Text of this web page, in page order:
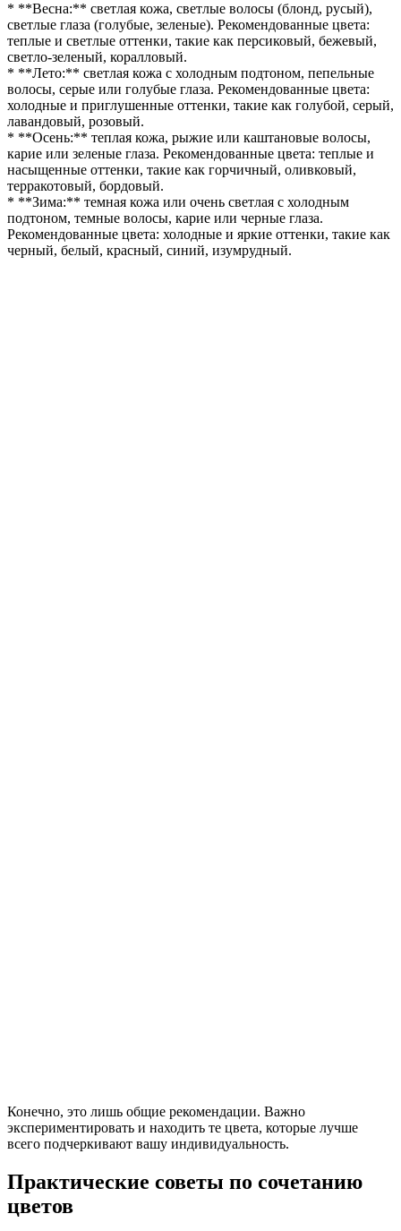
* **Весна:** светлая кожа, светлые волосы (блонд, русый),
светлые глаза (голубые, зеленые). Рекомендованные цвета:
теплые и светлые оттенки, такие как персиковый, бежевый,
светло-зеленый, коралловый.
* **Лето:** светлая кожа с холодным подтоном, пепельные
волосы, серые или голубые глаза. Рекомендованные цвета:
холодные и приглушенные оттенки, такие как голубой, серый,
лавандовый, розовый.
* **Осень:** теплая кожа, рыжие или каштановые волосы,
карие или зеленые глаза. Рекомендованные цвета: теплые и
насыщенные оттенки, такие как горчичный, оливковый,
терракотовый, бордовый.
* **Зима:** темная кожа или очень светлая с холодным
подтоном, темные волосы, карие или черные глаза.
Рекомендованные цвета: холодные и яркие оттенки, такие как
черный, белый, красный, синий, изумрудный.
Конечно, это лишь общие рекомендации. Важно
экспериментировать и находить те цвета, которые лучше
всего подчеркивают вашу индивидуальность.
Практические советы по сочетанию
цветов